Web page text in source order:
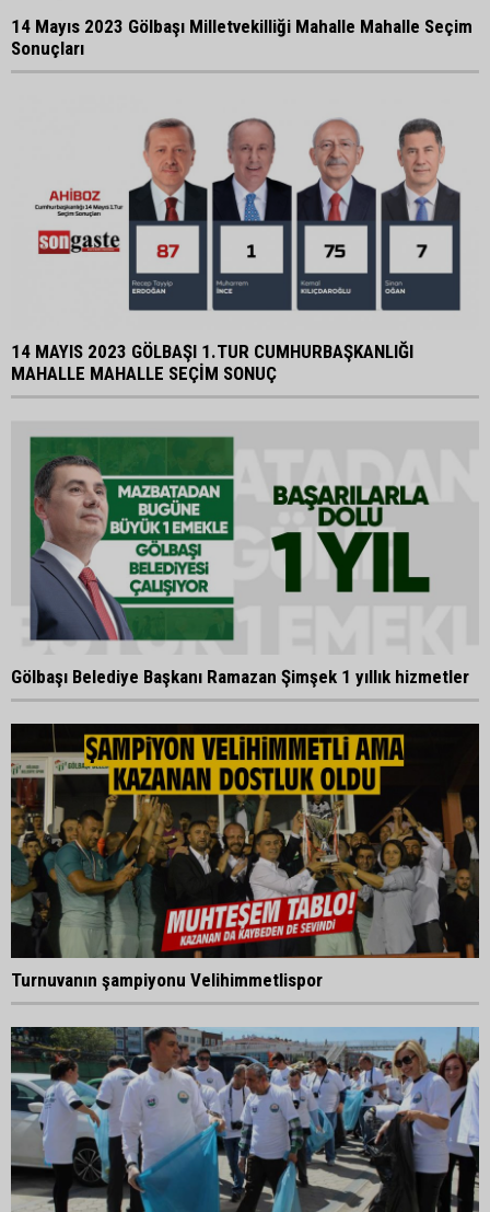
14 Mayıs 2023 Gölbaşı Milletvekilliği Mahalle Mahalle Seçim
Sonuçları
14 MAYIS 2023 GÖLBAŞI 1.TUR CUMHURBAŞKANLIĞI
MAHALLE MAHALLE SEÇİM SONUÇ
Gölbaşı Belediye Başkanı Ramazan Şimşek 1 yıllık hizmetler
Turnuvanın şampiyonu Velihimmetlispor